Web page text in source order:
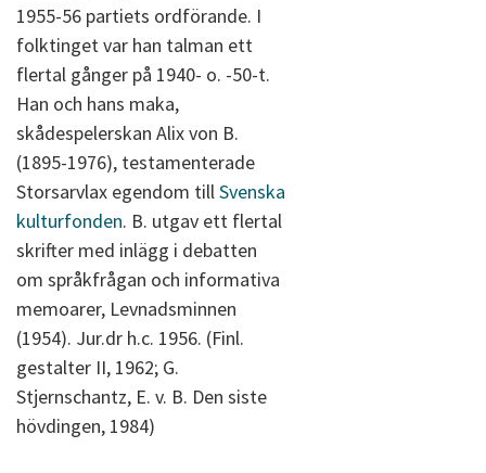
1955-56 partiets ordförande. I
folktinget var han talman ett
flertal gånger på 1940- o. -50-t.
Han och hans maka,
skådespelerskan Alix von B.
(1895-1976), testamenterade
Storsarvlax egendom tillSvenska
kulturfonden. B. utgav ett flertal
skrifter med inlägg i debatten
om språkfrågan och informativa
memoarer, Levnadsminnen
(1954). Jur.dr h.c. 1956. (Finl.
gestalter II, 1962; G.
Stjernschantz, E. v. B. Den siste
hövdingen, 1984)